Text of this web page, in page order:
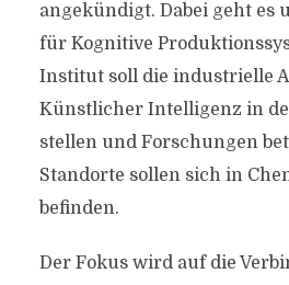
angekündigt. Dabei geht es
für Kognitive
Institut soll die industrielle
Künstlicher Intelligenz in
stellen und Forschungen
Standorte sollen sich in
befinden.
Der Fokus wird auf die